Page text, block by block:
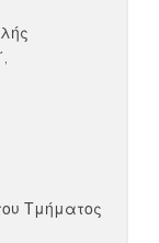
Τμήματος